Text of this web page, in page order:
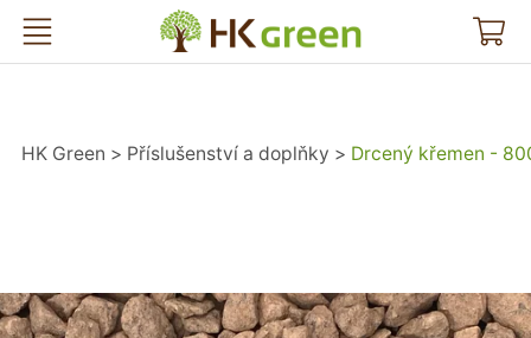
HK Green
HK Green Příslušenství a doplňky Drcený křemen -